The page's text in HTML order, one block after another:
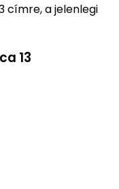
címre, a jelenlegi
13